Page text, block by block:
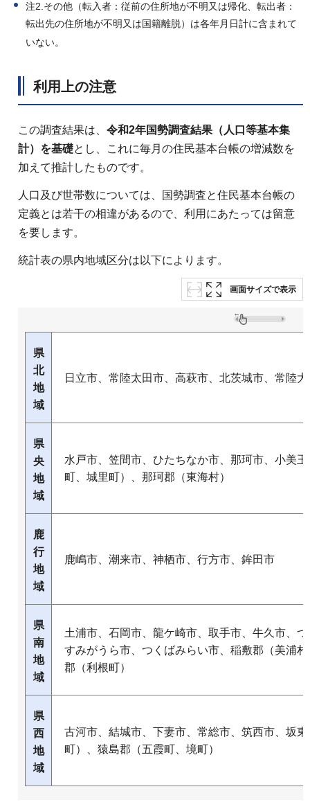
注2.その他（転入者：従前の住所地が不明又は帰化、転出者：
転出先の住所地が不明又は国籍離脱）は各年月日計に含まれて
いない。
利用上の注意
この調査結果は、 令和2年国勢調査結果（人口等基本集
計）を基礎とし、これに毎月の住民基本台帳の増減数を
加えて推計したものです。
人口及び世帯数については、国勢調査と住民基本台帳の
定義とは若干の相違があるので、利用にあたっては留意
を要します。
統計表の県内地域区分は以下によります。
画面サイズで表示
県
北
地
域
日立市、常陸太田市、高萩市、北茨城市、常陸
県
央
地
域
水戸市、笠間市、ひたちなか市、那珂市、小美
町、城里町）、那珂郡（東海村）
鹿
行
地
域
鹿嶋市、潮来市、神栖市、行方市、鉾田市
県
南
地
域
土浦市、石岡市、龍ケ崎市、取手市、牛久市、
すみがうら市、つくばみらい市、稲敷郡（美浦
郡（利根町）
県
西
地
域
古河市、結城市、下妻市、常総市、筑西市、坂
町）、猿島郡（五霞町、境町）